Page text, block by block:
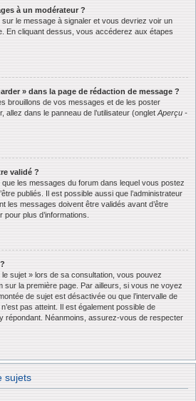
à un modérateur ?
sur le message à signaler et vous devriez voir un
En cliquant dessus, vous accéderez aux étapes
» dans la page de rédaction de message ?
brouillons de vos messages et de les poster
allez dans le panneau de l’utilisateur (onglet Aperçu -
validé ?
que les messages du forum dans lequel vous postez
publiés. Il est possible aussi que l’administrateur
les messages doivent être validés avant d’être
plus d’informations.
sujet » lors de sa consultation, vous pouvez
sur la première page. Par ailleurs, si vous ne voyez
de sujet est désactivée ou que l’intervalle de
pas atteint. Il est également possible de
répondant. Néanmoins, assurez-vous de respecter
sujets